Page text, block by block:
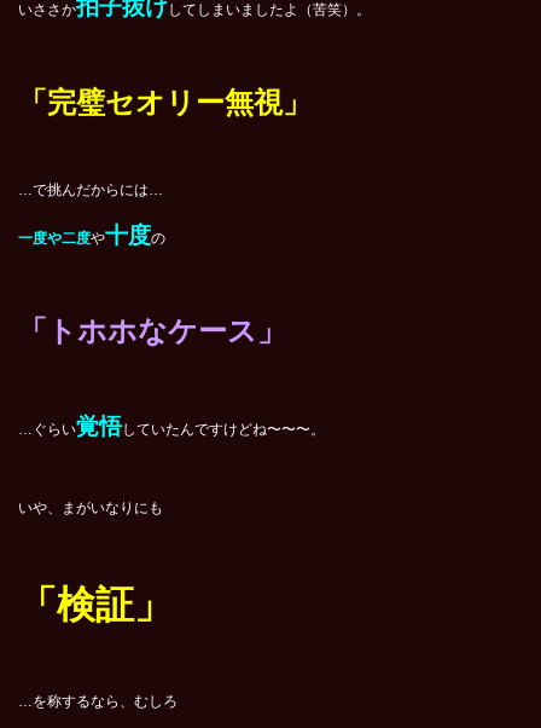
いささか拍子抜け してしまいましたよ（苦笑）。
「完璧セオリー無視」
…で挑んだからには…
一度や二度や十度の
「トホホなケース」
…ぐらい覚悟していたんですけどね〜〜〜。
いや、まがいなりにも
「検証」
…を称するなら、むしろ